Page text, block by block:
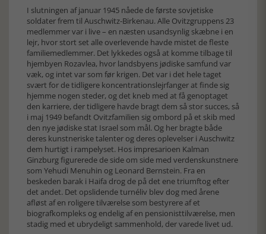
I slutningen af januar 1945 nåede de første sovjetiske
soldater frem til Auschwitz-Birkenau. Alle Ovitzgruppens 23
medlemmer var i live – en næsten usandsynlig skæbne i en
lejr, hvor stort set alle overlevende havde mistet de fleste
familiemedlemmer. Det lykkedes også at komme tilbage til
hjembyen Rozavlea, hvor landsbyens jødiske samfund var
væk, og intet var som før krigen. Det var i det hele taget
svært for de tidligere koncentrationslejrfanger at finde sig
hjemme nogen steder, og det kneb med at få genoptaget
den karriere, der tidligere havde bragt dem så stor succes, så
i maj 1949 befandt Ovitzfamilien sig ombord på et skib med
den nye jødiske stat Israel som mål. Og her bragte både
deres kunstneriske talenter og deres oplevelser i Auschwitz
dem hurtigt i rampelyset. Hos impresarioen Kalman
Ginzburg figurerede de side om side med verdenskunstnere
som Yehudi Menuhin og Leonard Bernstein. Fra en
beskeden barak i Haifa drog de på det ene triumftog efter
det andet. Det opslidende turnéliv blev dog med årene
afløst af en roligere tilværelse som bestyrere af et
biografkompleks og endelig af en pensionisttilværelse, men
stadig med et ubrydeligt sammenhold, der varede livet ud.